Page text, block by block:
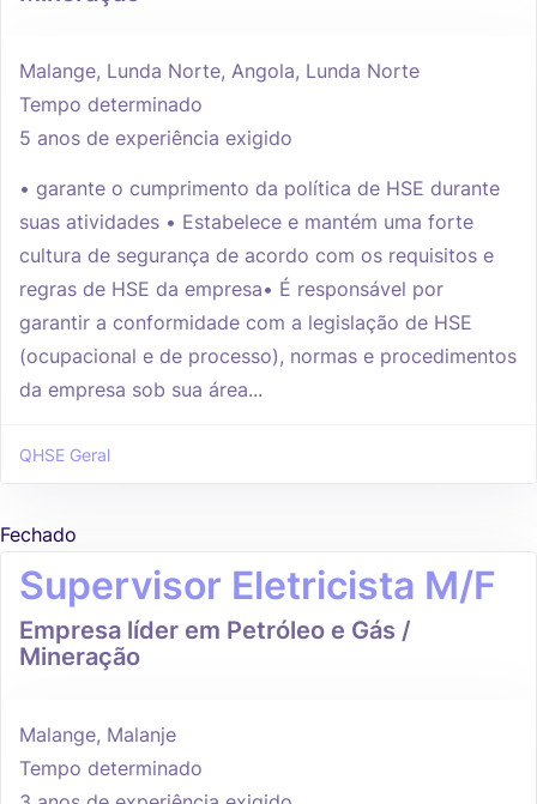
Malange, Lunda Norte, Angola, Lunda Norte
Tempo determinado
5 anos de experiência exigido
• garante o cumprimento da política de HSE durante
suas atividades • Estabelece e mantém uma forte
cultura de segurança de acordo com os requisitos e
regras de HSE da empresa• É responsável por
garantir a conformidade com a legislação de HSE
(ocupacional e de processo), normas e procedimentos
da empresa sob sua área...
QHSE Geral
Fechado
Supervisor Eletricista M/F
Empresa líder em Petróleo e Gás /
Mineração
Malange, Malanje
Tempo determinado